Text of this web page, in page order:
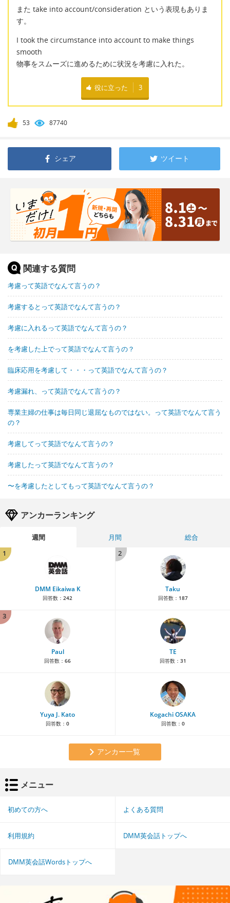
また take into account/consideration という表現もありま
す。
I took the circumstance into account to make things
smooth
物事をスムーズに進めるために状況を考慮に入れた。
役に立った 3
53 87740
シェア ツイート
関連する質問
考慮って英語でなんて言うの？
考慮するとって英語でなんて言うの？
考慮に入れるって英語でなんて言うの？
を考慮した上でって英語でなんて言うの？
臨床応用を考慮して・・・って英語でなんて言うの？
考慮漏れ、って英語でなんて言うの？
専業主婦の仕事は毎日同じ退屈なものではない。って英語でなんて言う
の？
考慮してって英語でなんて言うの？
考慮したって英語でなんて言うの？
〜を考慮したとしてもって英語でなんて言うの？
アンカーランキング
週間 月間
総合
1
DMM Eikaiwa K
回答数： 242
2
Taku
回答数： 187
3
Paul
回答数： 66
TE
回答数： 31
Yuya J. Kato
回答数： 0
Kogachi OSAKA
回答数： 0
アンカー一覧
メニュー
初めての方へ よくある質問
利用規約 DMM英会話トップへ
DMM英会話Wordsトップへ